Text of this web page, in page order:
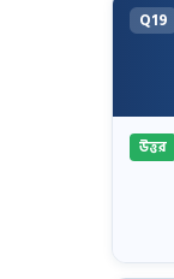
Q19
উত্তর